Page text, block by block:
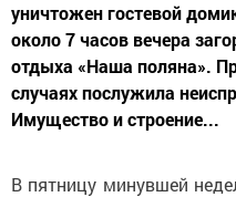
уничтожен гостевой
около 7 часов вечера
отдыха «Наша поляна».
случаях послужила
Имущество и строение...
В пятницу минувшей